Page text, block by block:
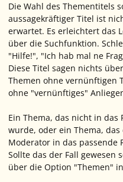
Die Wahl des Thementitels
aussagekräftiger Titel ist
erwartet. Es erleichtert das
über die Suchfunktion.
"Hilfe!", "Ich hab mal ne
Diese Titel sagen nichts
Themen ohne vernünftigen
ohne "vernünftiges"
Ein Thema, das nicht in
wurde, oder ein Thema,
Moderator in das passende
Sollte das der Fall gewesen
über die Option "Themen"